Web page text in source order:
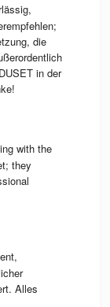
die
in der
with the
they
Alles